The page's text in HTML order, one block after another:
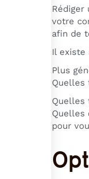
votre
afin de
Il existe
Plus
Quelles
Quelles
Quelles
pour